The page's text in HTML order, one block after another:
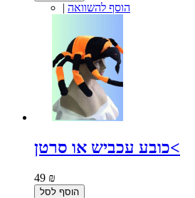
| הוסף להשוואה
כובע עכביש או סרטן<
49 ₪
הוסף לסל